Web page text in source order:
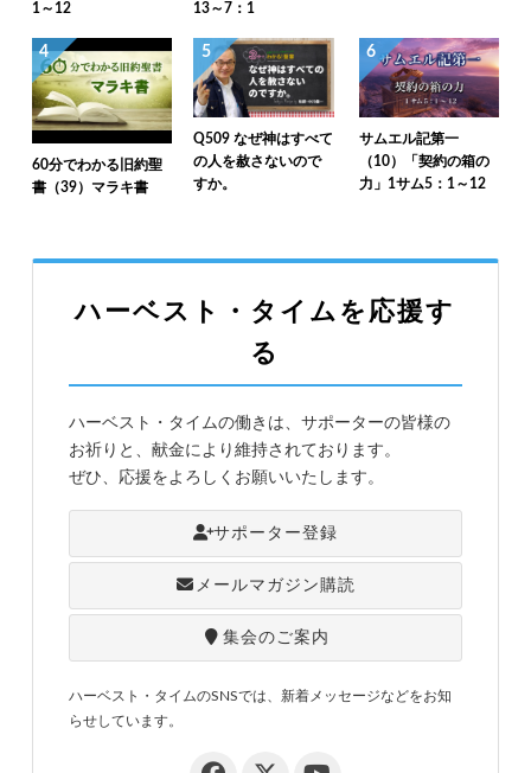
1～12
13～7：1
4
60分でわかる旧約聖
書（39）マラキ書
5
Q509 なぜ神はすべて
の人を赦さないので
すか。
6
サムエル記第一
（10）「契約の箱の
力」1サム5：1～12
ハーベスト・タイムを応援す
る
ハーベスト・タイムの働きは、サポーターの皆様の
お祈りと、献金により維持されております。
ぜひ、応援をよろしくお願いいたします。
サポーター登録
メールマガジン購読
集会のご案内
ハーベスト・タイムのSNSでは、新着メッセージなどをお知
らせしています。